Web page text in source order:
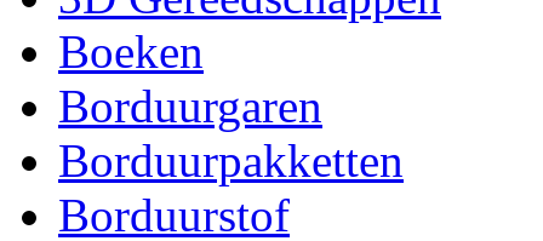
Boeken
Borduurgaren
Borduurpakketten
Borduurstof